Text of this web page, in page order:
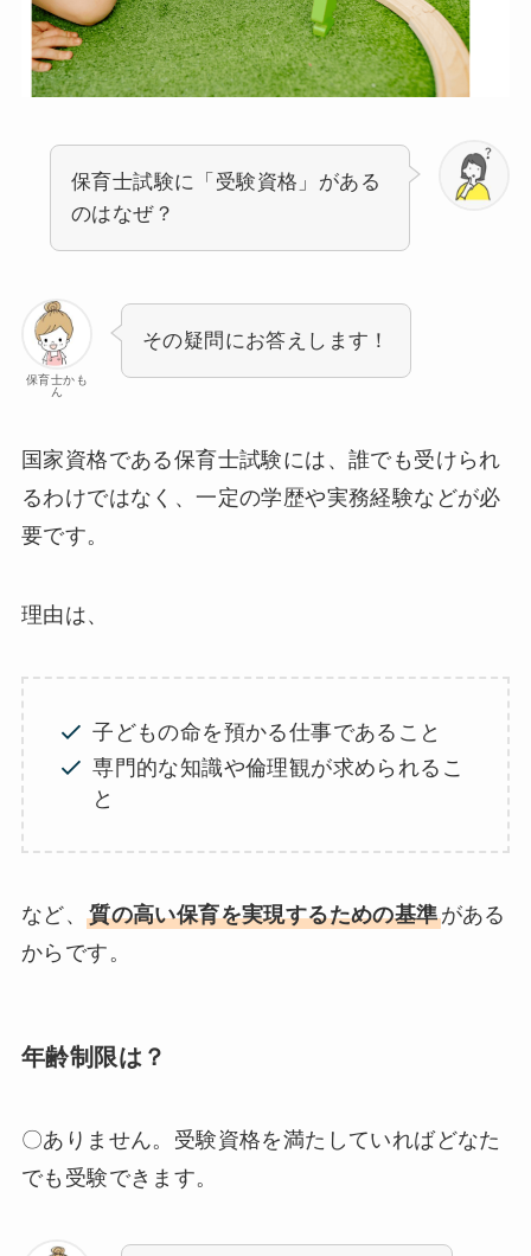
保育士試験に「受験資格」がある
のはなぜ？
保育士かも
ん
その疑問にお答えします！
国家資格である保育士試験には、誰でも受けられ
るわけではなく、一定の学歴や実務経験などが必
要です。
理由は、
子どもの命を預かる仕事であること
専門的な知識や倫理観が求められるこ
と
など、質の高い保育を実現するための基準がある
からです。
年齢制限は？
〇ありません。受験資格を満たしていればどなた
でも受験できます。